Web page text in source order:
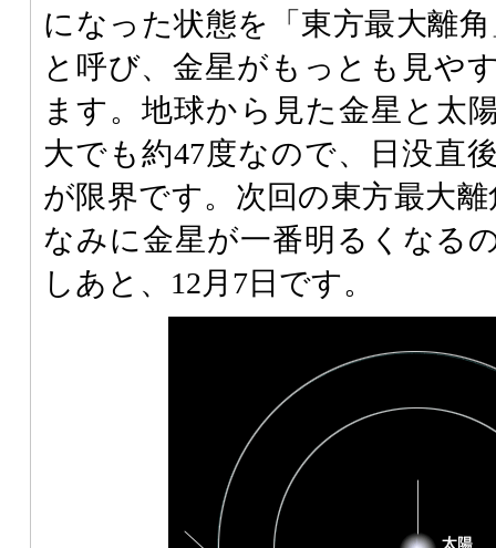
になった状態を「東方最大離
と呼び、金星がもっとも見や
ます。地球から見た金星と太
大でも約47度なので、日没直
が限界です。次回の東方最大
なみに金星が一番明るくなる
しあと、12月7日です。